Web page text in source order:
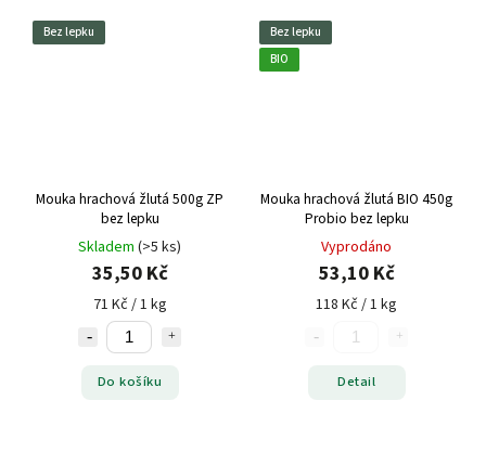
Bez lepku
Mouka hrachová žlutá 500g ZP
bez lepku
Skladem (>5 ks)
35,50 Kč
71 Kč / 1 kg
Do košíku
Bez lepku
BIO
Mouka hrachová žlutá BIO 450g
Probio bez lepku
Vyprodáno
53,10 Kč
118 Kč / 1 kg
Detail